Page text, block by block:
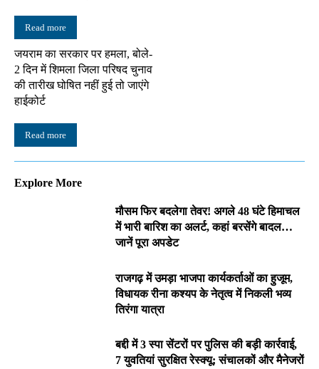
Read more
जयराम का सरकार पर हमला, बोले-
2 दिन में शिमला जिला परिषद चुनाव
की तारीख घोषित नहीं हुई तो जाएंगे
हाईकोर्ट
Read more
Explore More
मौसम फिर बदलेगा तेवर! अगले 48 घंटे हिमाचल
में भारी बारिश का अलर्ट, कहां बरसेंगे बादल…
जानें पूरा अपडेट
राजगढ़ में उमड़ा भाजपा कार्यकर्ताओं का हुजूम,
विधायक रीना कश्यप के नेतृत्व में निकली भव्य
तिरंगा यात्रा
बद्दी में 3 स्पा सेंटरों पर पुलिस की बड़ी कार्रवाई,
7 युवतियां सुरक्षित रेस्क्यू; संचालकों और मैनेजरों